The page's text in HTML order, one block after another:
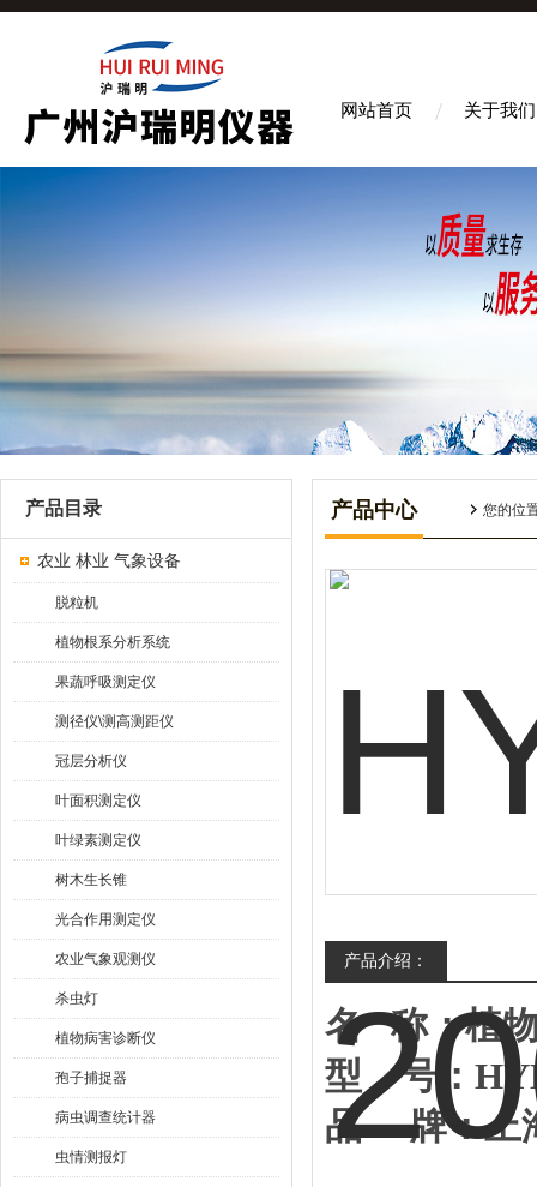
网站首页 关于我们
产品目录
农业 林业 气象设备
脱粒机
植物根系分析系统
果蔬呼吸测定仪
测径仪\测高测距仪
冠层分析仪
叶面积测定仪
叶绿素测定仪
树木生长锥
光合作用测定仪
农业气象观测仪
杀虫灯
植物病害诊断仪
孢子捕捉器
病虫调查统计器
虫情测报灯
产品中心 您的位
产品介绍：
名
称：植
型
号：
品
牌：上